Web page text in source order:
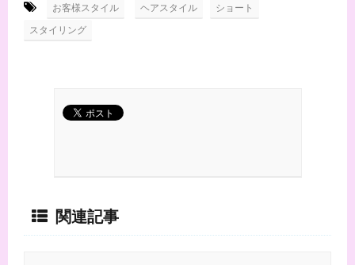
お客様スタイル ヘアスタイル ショート
スタイリング
関連記事